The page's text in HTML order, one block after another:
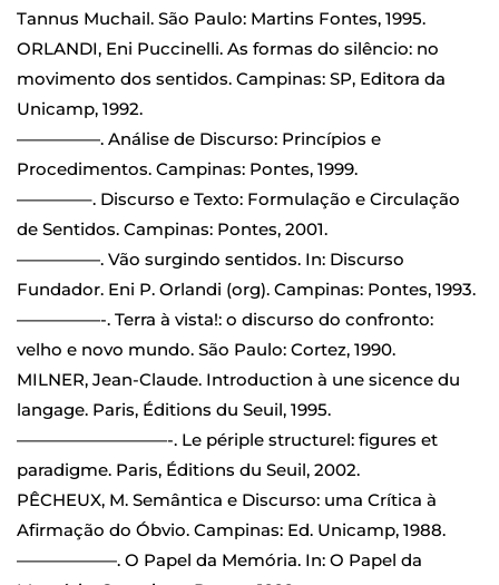
Tannus Muchail. São Paulo: Martins Fontes, 1995.
ORLANDI, Eni Puccinelli. As formas do silêncio: no
movimento dos sentidos. Campinas: SP, Editora da
Unicamp, 1992.
—————. Análise de Discurso: Princípios e
Procedimentos. Campinas: Pontes, 1999.
————–. Discurso e Texto: Formulação e Circulação
de Sentidos. Campinas: Pontes, 2001.
—————. Vão surgindo sentidos. In: Discurso
Fundador. Eni P. Orlandi (org). Campinas: Pontes, 1993.
—————-. Terra à vista!: o discurso do confronto:
velho e novo mundo. São Paulo: Cortez, 1990.
MILNER, Jean-Claude. Introduction à une sicence du
langage. Paris, Éditions du Seuil, 1995.
—————————-. Le périple structurel: figures et
paradigme. Paris, Éditions du Seuil, 2002.
PÊCHEUX, M. Semântica e Discurso: uma Crítica à
Afirmação do Óbvio. Campinas: Ed. Unicamp, 1988.
——————. O Papel da Memória. In: O Papel da